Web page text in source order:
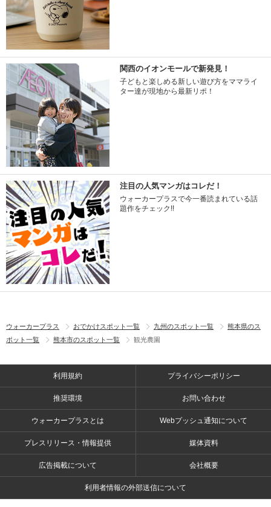
関西のイオンモールで新発見！
子どもと楽しめる新しい遊び方をママライ
ター達が現地から最新リポ！
注目の人気マンガはコレだ！
ウォーカープラスで今一番読まれている話
題作をチェック!!
ウォーカープラス おでかけスポット一覧 九州のスポット一覧
熊本県のス
ポット一覧
熊本市のスポット一覧 観光農園
利用規約 プライバシーポリシー
推奨環境 お問い合わせ
ウォーカープラスとは Webプッシュ通知について
プレスリリース・情報提供 媒体資料
広告掲載について 会社概要
利用者情報の外部送信について